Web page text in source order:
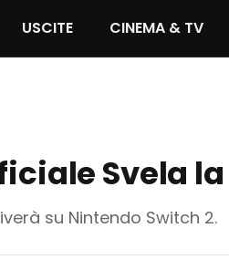
USCITE CINEMA & TV
Svela
su Nintendo Switch 2.